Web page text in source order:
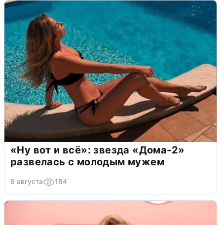
«Ну вот и всё»: звезда «Дома-2»
развелась с молодым мужем
6 августа 184